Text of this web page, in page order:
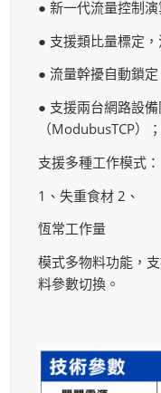
● 新一代流量控制
● 支援類比量標定
● 流量幹擾自動鎖定
● 支援兩台網路設
（ModubusTCP）
支援多種工作模式：
1、失重食材 2、
恆常工作量
模式多物料功能，
料參數切換。